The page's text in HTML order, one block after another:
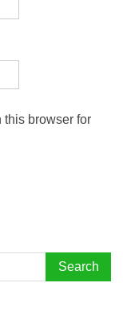
this browser for